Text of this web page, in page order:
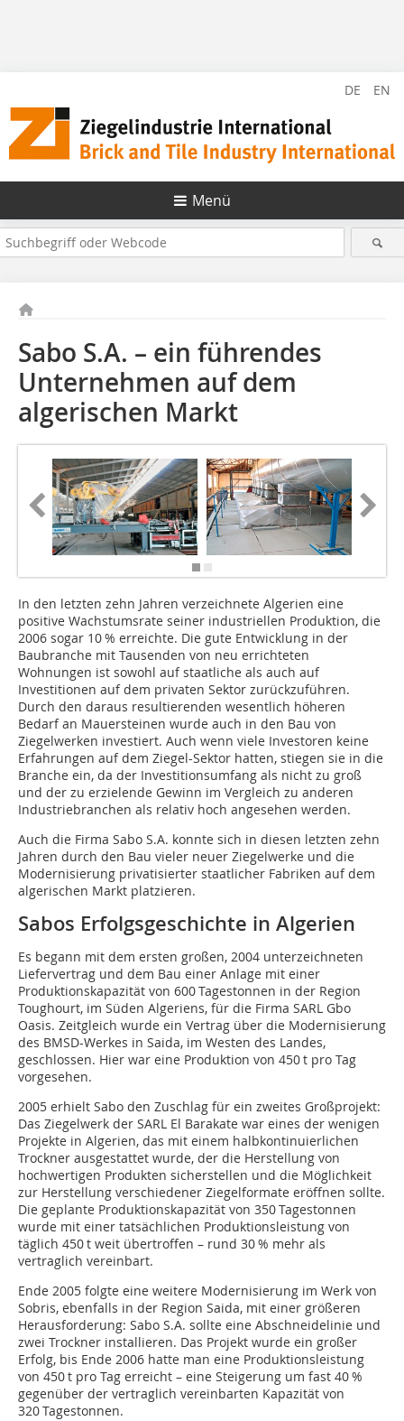
DE EN
Menü
Sabo S.A. – ein führendes
Unternehmen auf dem
algerischen Markt
In den letzten zehn Jahren verzeichnete Algerien eine
positive Wachstumsrate seiner industriellen Produktion, die
2006 sogar 10 % erreichte. Die gute Entwicklung in der
Baubranche mit Tausenden von neu errichteten
Wohnungen ist sowohl auf staatliche als auch auf
Investitionen auf dem privaten Sektor zurückzuführen.
Durch den daraus resultierenden wesentlich höheren
Bedarf an Mauersteinen wurde auch in den Bau von
Ziegelwerken investiert. Auch wenn viele Investoren keine
Erfahrungen auf dem Ziegel-Sektor hatten, stiegen sie in die
Branche ein, da der Investitionsumfang als nicht zu groß
und der zu erzielende Gewinn im Vergleich zu anderen
Industriebranchen als relativ hoch angesehen werden.
Auch die Firma Sabo S.A. konnte sich in diesen letzten zehn
Jahren durch den Bau vieler neuer Ziegelwerke und die
Modernisierung privatisierter staatlicher Fabriken auf dem
algerischen Markt platzieren.
Sabos Erfolgsgeschichte in Algerien
Es begann mit dem ersten großen, 2004 unterzeichneten
Liefervertrag und dem Bau einer Anlage mit einer
Produktionskapazität von 600 Tagestonnen in der Region
Toughourt, im Süden Algeriens, für die Firma SARL Gbo
Oasis. Zeitgleich wurde ein Vertrag über die Modernisierung
des BMSD-Werkes in Saida, im Westen des Landes,
geschlossen. Hier war eine Produktion von 450 t pro Tag
vorgesehen.
2005 erhielt Sabo den Zuschlag für ein zweites Großprojekt:
Das Ziegelwerk der SARL El Barakate war eines der wenigen
Projekte in Algerien, das mit einem halbkontinuierlichen
Trockner ausgestattet wurde, der die Herstellung von
hochwertigen Produkten sicherstellen und die Möglichkeit
zur Herstellung verschiedener Ziegelformate eröffnen sollte.
Die geplante Produktionskapazität von 350 Tagestonnen
wurde mit einer tatsächlichen Produktionsleistung von
täglich 450 t weit übertroffen – rund 30 % mehr als
vertraglich vereinbart.
Ende 2005 folgte eine weitere Modernisierung im Werk von
Sobris, ebenfalls in der Region Saida, mit einer größeren
Herausforderung: Sabo S.A. sollte eine Abschneidelinie und
zwei Trockner installieren. Das Projekt wurde ein großer
Erfolg, bis Ende 2006 hatte man eine Produktionsleistung
von 450 t pro Tag erreicht – eine Steigerung um fast 40 %
gegenüber der vertraglich vereinbarten Kapazität von
320 Tagestonnen.